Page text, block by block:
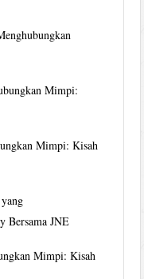
Mimpi:
Mimpi: Kisah
Bersama JNE
Mimpi: Kisah